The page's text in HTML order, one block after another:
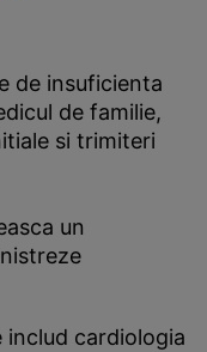
de insuficienta
de familie,
si trimiteri
un
includ cardiologia